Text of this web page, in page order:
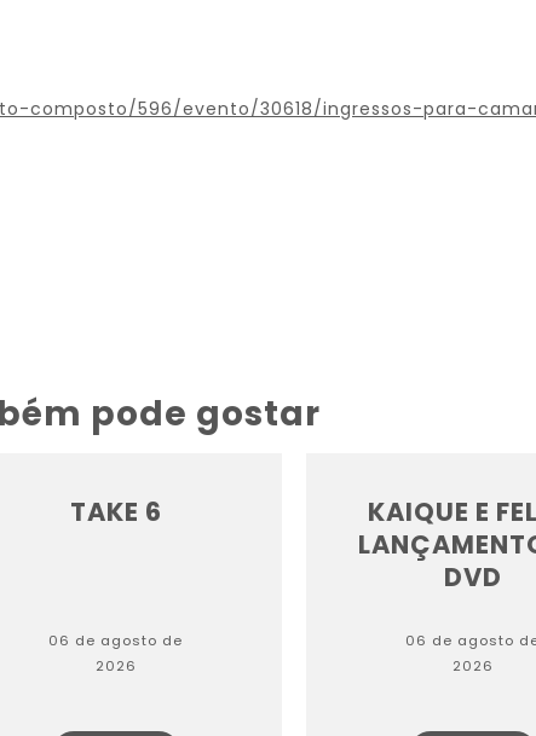
composto/596/evento/30618/ingressos-para-
pode gostar
TAKE 6
06 de agosto de
2026
KAIQUE E
DVD
06 de agosto
2026